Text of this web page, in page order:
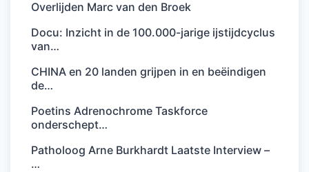
Overlijden Marc van den Broek
Docu: Inzicht in de 100.000-jarige ijstijdcyclus
van…
CHINA en 20 landen grijpen in en beëindigen
de…
Poetins Adrenochrome Taskforce
onderschept…
Patholoog Arne Burkhardt Laatste Interview –
…